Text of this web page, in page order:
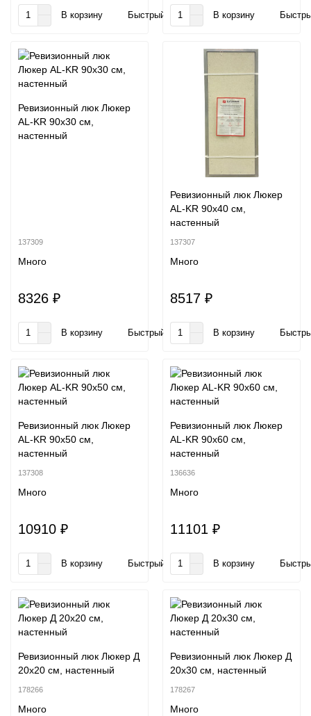
В корзину Быстрый заказ В корзину
Ревизионный люк Люкер
AL-KR 90x30 см,
настенный
137309
Много
8326 ₽
В корзину Быстрый заказ
Ревизионный люк Люкер
AL-KR 90x40 см,
настенный
137307
Много
8517 ₽
В корзину
Ревизионный люк Люкер
AL-KR 90x50 см,
настенный
137308
Много
10910 ₽
В корзину Быстрый заказ
Ревизионный люк Люкер
AL-KR 90x60 см,
настенный
136636
Много
11101 ₽
В корзину
Ревизионный люк Люкер Д
20x20 см, настенный
178266
Много
Ревизионный люк Люкер Д
20x30 см, настенный
178267
Много